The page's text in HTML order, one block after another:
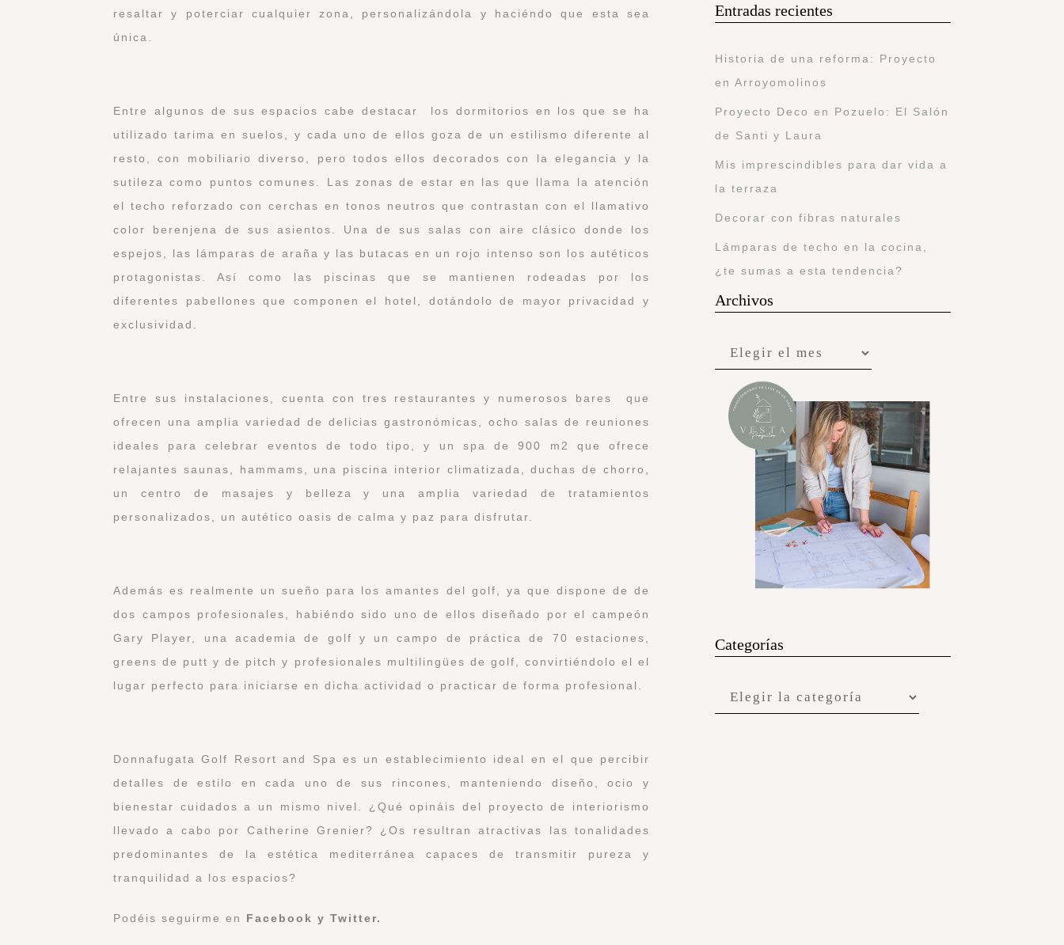
resaltar y poterciar cualquier zona, personalizándola y haciéndo que esta sea
única.
Entre algunos de sus espacios cabe destacar los dormitorios en los que se ha
utilizado tarima en suelos, y cada uno de ellos goza de un estilismo diferente al
resto, con mobiliario diverso, pero todos ellos decorados con la elegancia y la
sutileza como puntos comunes. Las zonas de estar en las que llama la atención
el techo reforzado con cerchas en tonos neutros que contrastan con el llamativo
color berenjena de sus asientos. Una de sus salas con aire clásico donde los
espejos, las lámparas de araña y las butacas en un rojo intenso son los autéticos
protagonistas. Así como las piscinas que se mantienen rodeadas por los
diferentes pabellones que componen el hotel, dotándolo de mayor privacidad y
exclusividad.
Entre sus instalaciones, cuenta con tres restaurantes y numerosos bares que
ofrecen una amplia variedad de delicias gastronómicas, ocho salas de reuniones
ideales para celebrar eventos de todo tipo, y un spa de 900 m2 que ofrece
relajantes saunas, hammams, una piscina interior climatizada, duchas de chorro,
un centro de masajes y belleza y una amplia variedad de tratamientos
personalizados, un autético oasis de calma y paz para disfrutar.
Además es realmente un sueño para los amantes del golf, ya que dispone de de
dos campos profesionales, habiéndo sido uno de ellos diseñado por el campeón
Gary Player, una academia de golf y un campo de práctica de 70 estaciones,
greens de putt y de pitch y profesionales multilingües de golf, convirtiéndolo el el
lugar perfecto para iniciarse en dicha actividad o practicar de forma profesional.
Donnafugata Golf Resort and Spa es un establecimiento ideal en el que percibir
detalles de estilo en cada uno de sus rincones, manteniendo diseño, ocio y
bienestar cuidados a un mismo nivel. ¿Qué opináis del proyecto de interiorismo
llevado a cabo por Catherine Grenier? ¿Os resultran atractivas las tonalidades
predominantes de la estética mediterránea capaces de transmitir pureza y
tranquilidad a los espacios?
Podéis seguirme en Facebook y Twitter.
Entradas recientes
Historia de una reforma: Proyecto
en Arroyomolinos
Proyecto Deco en Pozuelo: El Salón
de Santi y Laura
Mis imprescindibles para dar vida a
la terraza
Decorar con fibras naturales
Lámparas de techo en la cocina,
¿te sumas a esta tendencia?
Archivos
Categorías